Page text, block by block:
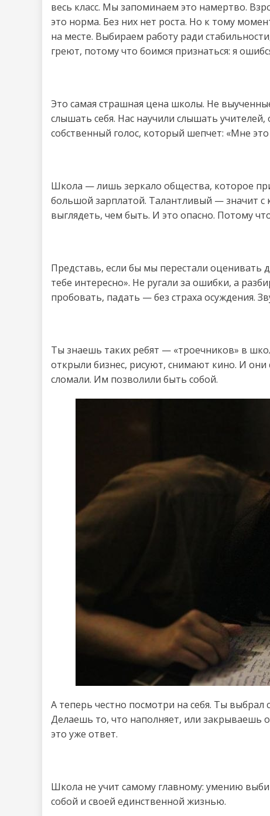
весь класс. Мы запоминаем это намертво.
это норма. Без них нет роста. Но к тому
на месте. Выбираем работу ради
греют, потому что боимся признаться: я
Это самая страшная цена школы. Не
слышать себя. Нас научили слышать
собственный голос, который шепчет: «Мне
Школа — лишь зеркало общества, которое
большой зарплатой. Талантливый — значит
выглядеть, чем быть. И это опасно. Потому
Представь, если бы мы перестали оценивать
тебе интересно». Не ругали за ошибки, а
пробовать, падать — без страха осуждения.
Ты знаешь таких ребят — «троечников» в
открыли бизнес, рисуют, снимают кино. И они
сломали. Им позволили быть собой.
А теперь честно посмотри на себя. Ты
Делаешь то, что наполняет, или закрываешь
это уже ответ.
Школа не учит самому главному: умению
собой и своей единственной жизнью.